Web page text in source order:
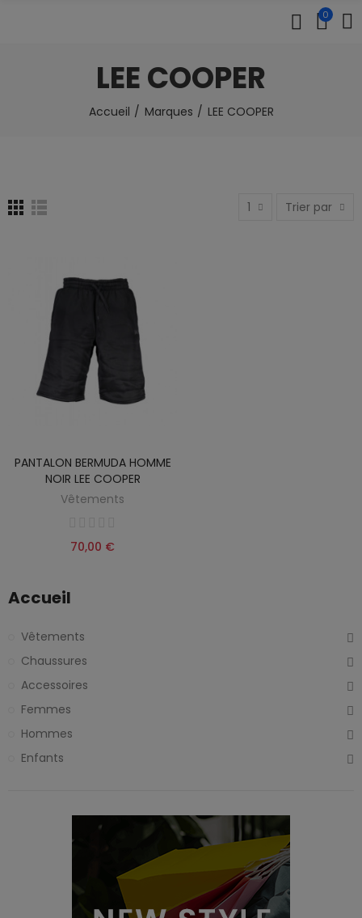
0
LEE COOPER
Accueil Marques LEE COOPER
1 Trier par
PANTALON BERMUDA HOMME
NOIR LEE COOPER
Vêtements
70,00 €
Accueil
Vêtements
Chaussures
Accessoires
Femmes
Hommes
Enfants